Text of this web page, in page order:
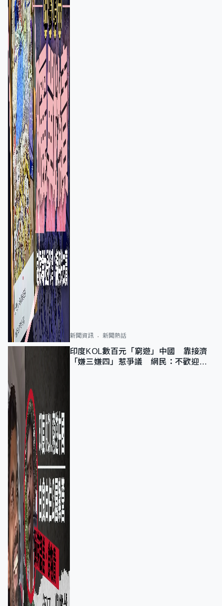
新聞資訊 新聞熱話
印度KOL數百元「窮遊」中國 靠接濟
「嫌三嫌四」惹爭議 網民：不歡迎劣